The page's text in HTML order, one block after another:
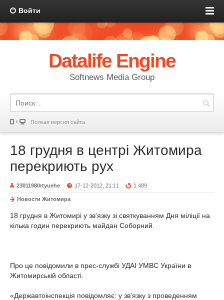
Войти
Datalife Engine
Softnews Media Group
Полная версия сайта
18 грудня в центрі Житомира
перекриють рух
23011980rtyuehe 17-12-2012, 21:11 1 489
Новости Житомира
18 грудня в Житомирі у зв'язку зі святкуванням Дня міліції на
кілька годин перекриють майдан Соборний.
Про це повідомили в прес-службі УДАІ УМВС України в
Житомирській області.
«Державтоінспекція повідомляє: у зв'язку з проведенням